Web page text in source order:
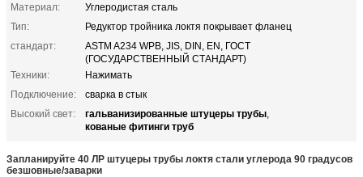
Материал:
Углеродистая сталь
Тип:
Редуктор тройника локтя покрывает фланец
стандарт:
ASTM A234 WPB, JIS, DIN, EN, ГОСТ
(ГОСУДАРСТВЕННЫЙ СТАНДАРТ)
Техники:
Нажимать
Подключение:
сварка в стык
Высокий свет:
гальванизированные штуцеры трубы,
кованые фитинги труб
Запланируйте 40 ЛР штуцеры трубы локтя стали углерода 90 градусов
безшовные/заварки